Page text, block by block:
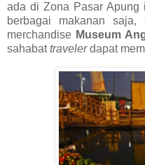
ada di Zona Pasar Apung
berbagai makanan
merchandise Museum
sahabattravelerdapat